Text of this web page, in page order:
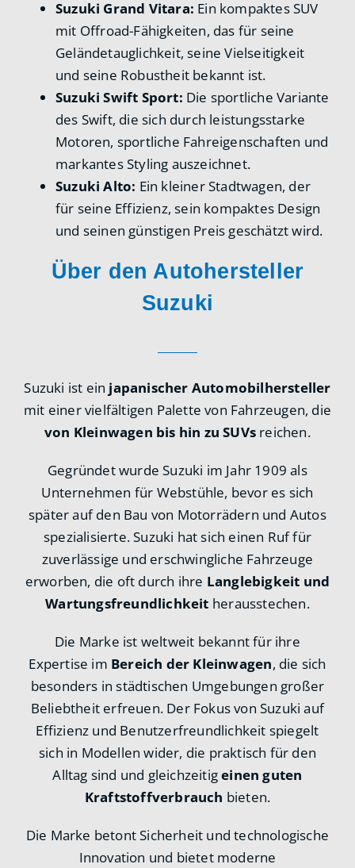
Suzuki Grand Vitara: Ein kompaktes SUV
mit Offroad-Fähigkeiten, das für seine
Geländetauglichkeit, seine Vielseitigkeit
und seine Robustheit bekannt ist.
Suzuki Swift Sport: Die sportliche Variante
des Swift, die sich durch leistungsstarke
Motoren, sportliche Fahreigenschaften und
markantes Styling auszeichnet.
Suzuki Alto: Ein kleiner Stadtwagen, der
für seine Effizienz, sein kompaktes Design
und seinen günstigen Preis geschätzt wird.
Über den Autohersteller
Suzuki
Suzuki ist ein japanischer Automobilhersteller
mit einer vielfältigen Palette von Fahrzeugen, die
von Kleinwagen bis hin zu SUVs reichen.
Gegründet wurde Suzuki im Jahr 1909 als
Unternehmen für Webstühle, bevor es sich
später auf den Bau von Motorrädern und Autos
spezialisierte. Suzuki hat sich einen Ruf für
zuverlässige und erschwingliche Fahrzeuge
erworben, die oft durch ihre Langlebigkeit und
Wartungsfreundlichkeit herausstechen.
Die Marke ist weltweit bekannt für ihre
Expertise im Bereich der Kleinwagen, die sich
besonders in städtischen Umgebungen großer
Beliebtheit erfreuen. Der Fokus von Suzuki auf
Effizienz und Benutzerfreundlichkeit spiegelt
sich in Modellen wider, die praktisch für den
Alltag sind und gleichzeitigeinen guten
Kraftstoffverbrauch bieten.
Die Marke betont Sicherheit und technologische
Innovation und bietet moderne